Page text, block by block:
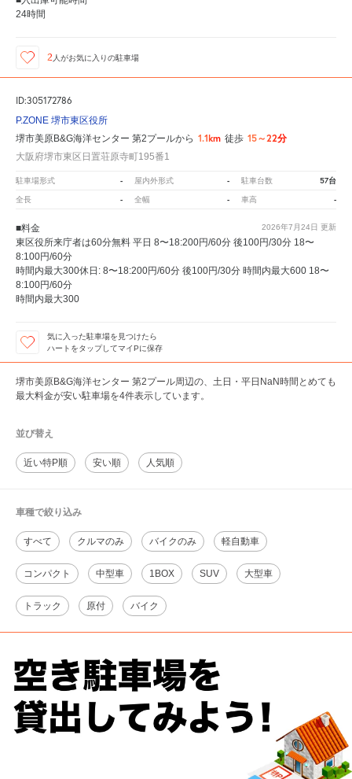
24時間
2 人がお気に入りの駐車場
ID:305172786
P.ZONE 堺市東区役所
堺市美原B&G海洋センター 第2プールから 1.1km 徒歩 15～22分
大阪府堺市東区日置荘原寺町195番1
駐車場形式 - 屋内外形式 - 駐車台数 57台
全長 - 全幅 - 車高 -
2026年7月24日 更新
■料金
東区役所来庁者は60分無料 平日 8〜18:200円/60分 後100円/30分 18〜
8:100円/60分
時間内最大300休日: 8〜18:200円/60分 後100円/30分 時間内最大600 18〜
8:100円/60分
時間内最大300
気に入った駐車場を見つけたら
ハートをタップしてマイPに保存
堺市美原B&G海洋センター 第2プール周辺の、土日・平日NaN時間とめても
最大料金が安い駐車場を4件表示しています。
並び替え
近い特P順 安い順 人気順
車種で絞り込み
すべて クルマのみ バイクのみ 軽自動車
コンパクト 中型車 1BOX SUV 大型車
トラック 原付 バイク